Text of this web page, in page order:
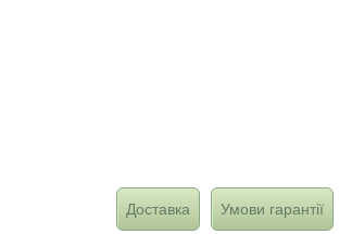
Доставка Умови гарантії